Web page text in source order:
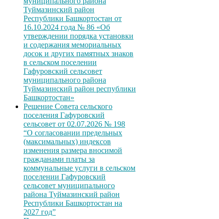
Туймазинский район
Республики Башкортостан от
16.10.2024 года № 86 «Об
утверждении порядка установки
и содержания мемориальных
досок и других памятных знаков
в сельском поселении
Гафуровский сельсовет
муниципального района
Туймазинский район республики
Башкортостан»
Решение Совета сельского
поселения Гафуровский
сельсовет от 02.07.2026 № 198
“О согласовании предельных
(максимальных) индексов
изменения размера вносимой
гражданами платы за
коммунальные услуги в сельском
поселении Гафуровский
сельсовет муниципального
района Туймазинский район
Республики Башкортостан на
2027 год”